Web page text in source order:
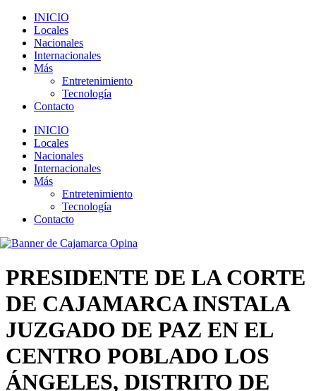
INICIO
Locales
Nacionales
Internacionales
Más
Entretenimiento
Tecnología
Contacto
INICIO
Locales
Nacionales
Internacionales
Más
Entretenimiento
Tecnología
Contacto
PRESIDENTE DE LA CORTE
DE CAJAMARCA INSTALA
JUZGADO DE PAZ EN EL
CENTRO POBLADO LOS
ÁNGELES, DISTRITO DE